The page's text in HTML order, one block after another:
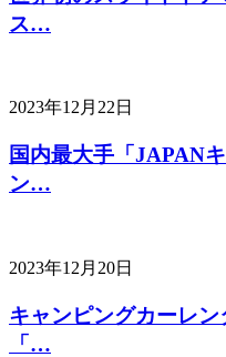
ス…
2023年12月22日
国内最大手「JAPAN
ン…
2023年12月20日
キャンピングカーレン
「…